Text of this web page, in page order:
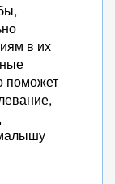
в их
поможет